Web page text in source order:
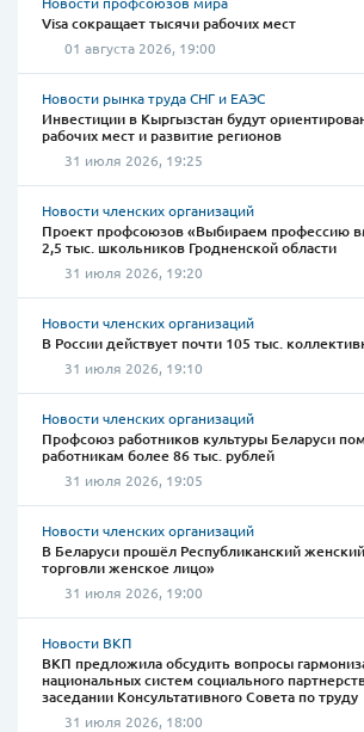
Visa сокращает тысячи рабочих мест
01 августа 2026, 19:00
Новости рынка труда СНГ и ЕАЭС
Инвестиции в Кыргызстан будут
рабочих мест и развитие регионов
31 июля 2026, 19:25
Новости членских организаций
Проект профсоюзов «Выбираем профессию
2,5 тыс. школьников Гродненской области
31 июля 2026, 19:20
Новости членских организаций
В России действует почти 105 тыс.
31 июля 2026, 19:10
Новости членских организаций
Профсоюз работников культуры Беларуси
работникам более 86 тыс. рублей
31 июля 2026, 19:05
Новости членских организаций
В Беларуси прошёл Республиканский
торговли женское лицо»
31 июля 2026, 19:00
Новости ВКП
ВКП предложила обсудить вопросы
национальных систем социального
заседании Консультативного Совета по труду
31 июля 2026, 18:00